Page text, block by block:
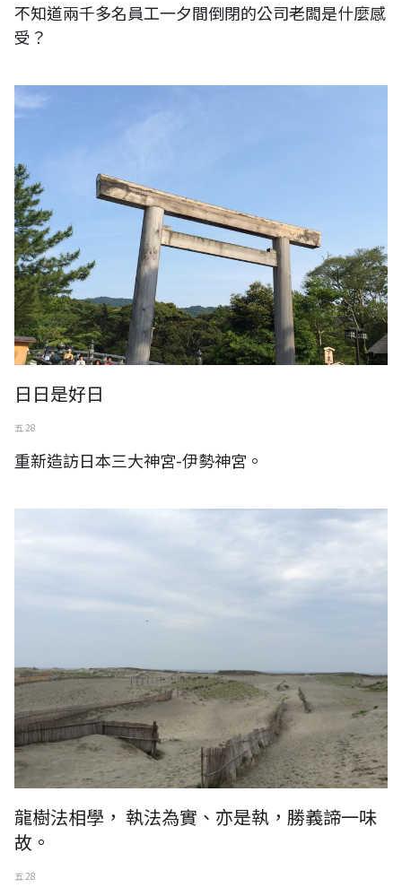
不知道兩千多名員工一夕間倒閉的公司老闆是什麼感
受？
日本。三重縣。伊勢市。伊勢神宮
日日是好日
五 28
重新造訪日本三大神宮-伊勢神宮。
龍樹法相學， 執法為實、亦是執，勝義諦一味
故。
五 28